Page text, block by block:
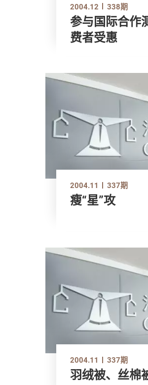
2004.12 338期
参与国际合作
费者受惠
2004.11 337期
瘦“星”攻
2004.11 337期
羽绒被、丝棉